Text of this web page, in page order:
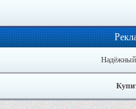
Надёжный